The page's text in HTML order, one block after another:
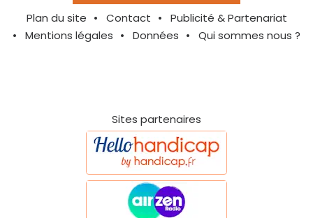
Plan du site Contact
Publicité & Partenariat
Mentions légales
Données Qui sommes nous ?
Sites partenaires